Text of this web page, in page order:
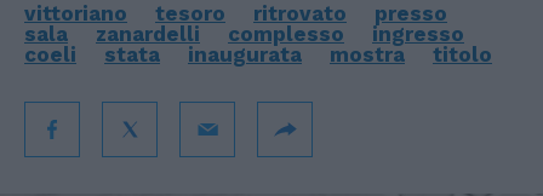
vittoriano tesoro ritrovato
presso
sala
zanardelli complesso
ingresso
coeli
stata inaugurata mostra titolo